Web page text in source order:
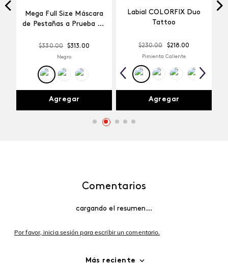
Mega Full Size Máscara
de Pestañas a Prueba de
$330.00 $313.00
Negro
Agregar
Labial COLORFIX Duo
Tattoo
$230.00 $218.00
Pimienta Caliente
Agregar
Comentarios
cargando el resumen…
Por favor, inicia sesión para escribir un comentario.
Más reciente